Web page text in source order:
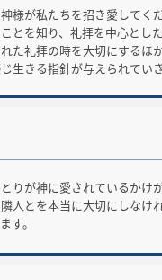
様が私たちを招き愛してく
とを知り、礼拝を中心とし
た礼拝の時を大切にするほ
生きる指針が与えられていき
りが神に愛されているかけ
人とを本当に大切にしなけ
す。